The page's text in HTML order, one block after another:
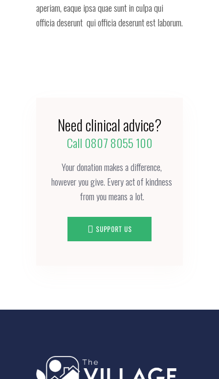
aperiam, eaque ipsa quae sunt in culpa qui
officia deserunt qui officia deserunt est laborum.
Need clinical advice?
Call 0807 8055 100
Your donation makes a difference,
however you give. Every act of kindness
from you means a lot.
SUPPORT US